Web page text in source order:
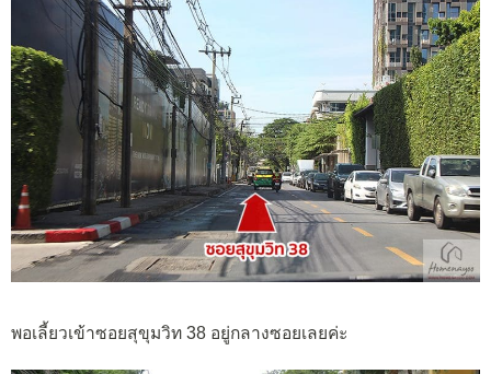
พอเลี้ยวเข้าซอยสุขุมวิท 38 อยู่กลางซอยเลยค่ะ